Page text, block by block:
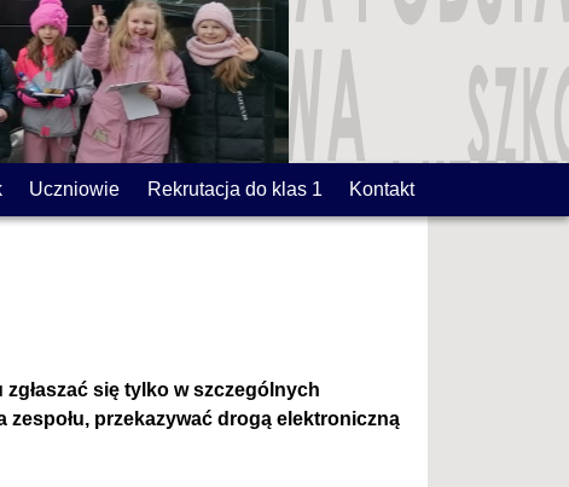
Uczniowie Rekrutacja do klas 1 Kontakt
się tylko w szczególnych
zespołu, przekazywać drogą elektroniczną